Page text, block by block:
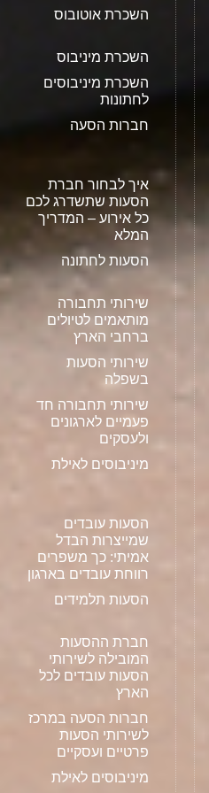
השכרת אוטובוס
השכרת מיניבוס
השכרת מיניבוסים
לחתונות
חברות הסעה
איך לבחור חברת
הסעות שתשדרג לכם
כל אירוע – המדריך
המלא
הסעות לחתונה
שירותי תחבורה
מותאמים לטיולים
ברחבי הארץ
שירותי הסעות
בשפלה
שירותי תחבורה חד
פעמיים לארגונים
ולעסקים
מיניבוסים לאילת
הסעות עובדים
שמייצרות הבדל
אמיתי: כך משפרים
רווחת עובדים בארגון
הסעות תלמידים
חברת ההסעות
המובילה לשירותי
הסעות עובדים לכל
הארץ
חברות הסעה במרכז
לשירותי הסעות
פרטיים ועסקיים
מיניבוסים לאילת